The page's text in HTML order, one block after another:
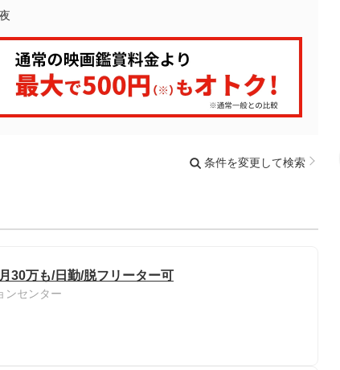
条件を変更して検索
30万も/日勤/脱フリーター可
ンセンター